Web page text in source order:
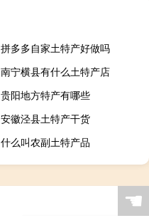
拼多多自家土特产好做吗
南宁横县有什么土特产店
贵阳地方特产有哪些
安徽泾县土特产干货
什么叫农副土特产品
☚